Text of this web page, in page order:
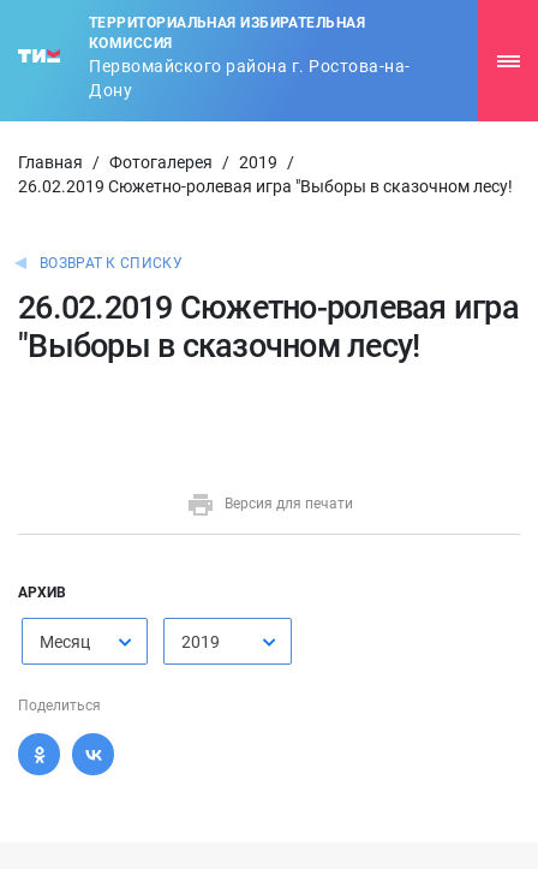
ТЕРРИТОРИАЛЬНАЯ ИЗБИРАТЕЛЬНАЯ
КОМИССИЯ
Первомайского района г. Ростова-на-
Дону
Главная / Фотогалерея / 2019
/
26.02.2019 Сюжетно-ролевая игра "Выборы в сказочном лесу!
ВОЗВРАТ К СПИСКУ
26.02.2019 Сюжетно-ролевая игра
"Выборы в сказочном лесу!
Версия для печати
АРХИВ
Месяц 2019
Поделиться